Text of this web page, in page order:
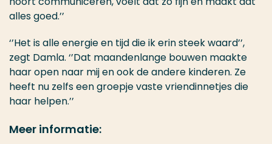
alles goed.’’
‘’Het is alle energie en tijd die ik erin steek waard’’,
zegt Damla. ‘’Dat maandenlange bouwen maakte
haar open naar mij en ook de andere kinderen. Ze
heeft nu zelfs een groepje vaste vriendinnetjes die
haar helpen.’’
Meer informatie: